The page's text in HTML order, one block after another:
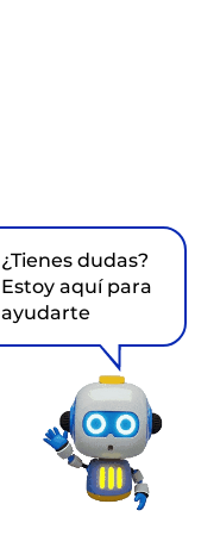
¿Tienes dudas?
Estoy aquí para
ayudarte